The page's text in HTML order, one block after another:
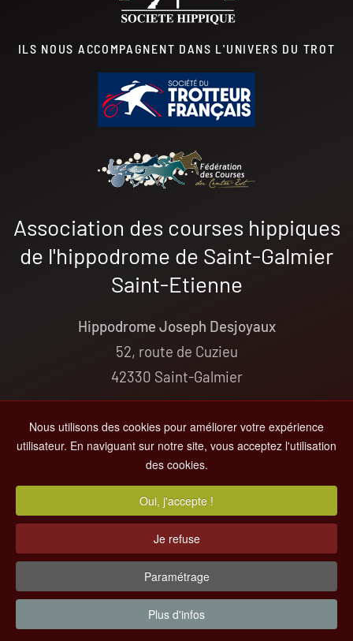
Nous utilisons des cookies pour améliorer votre expérience
utilisateur. En naviguant sur notre site, vous acceptez l'utilisation
des cookies.
Oui, j'accepte !
Je refuse
Paramétrage
Plus d'infos
ILS NOUS ACCOMPAGNENT DANS L'UNIVERS DU TROT
Association des courses hippiques
de l'hippodrome de Saint-Galmier
Saint-Etienne
Hippodrome Joseph Desjoyaux
52, route de Cuzieu
42330 Saint-Galmier
+33(0)4 77 54 04 68
contact@hippodrome-saint-galmier.fr
Hippodrome de St-Galmier
Tous droits réservés -Informations Légales- ParMC&C